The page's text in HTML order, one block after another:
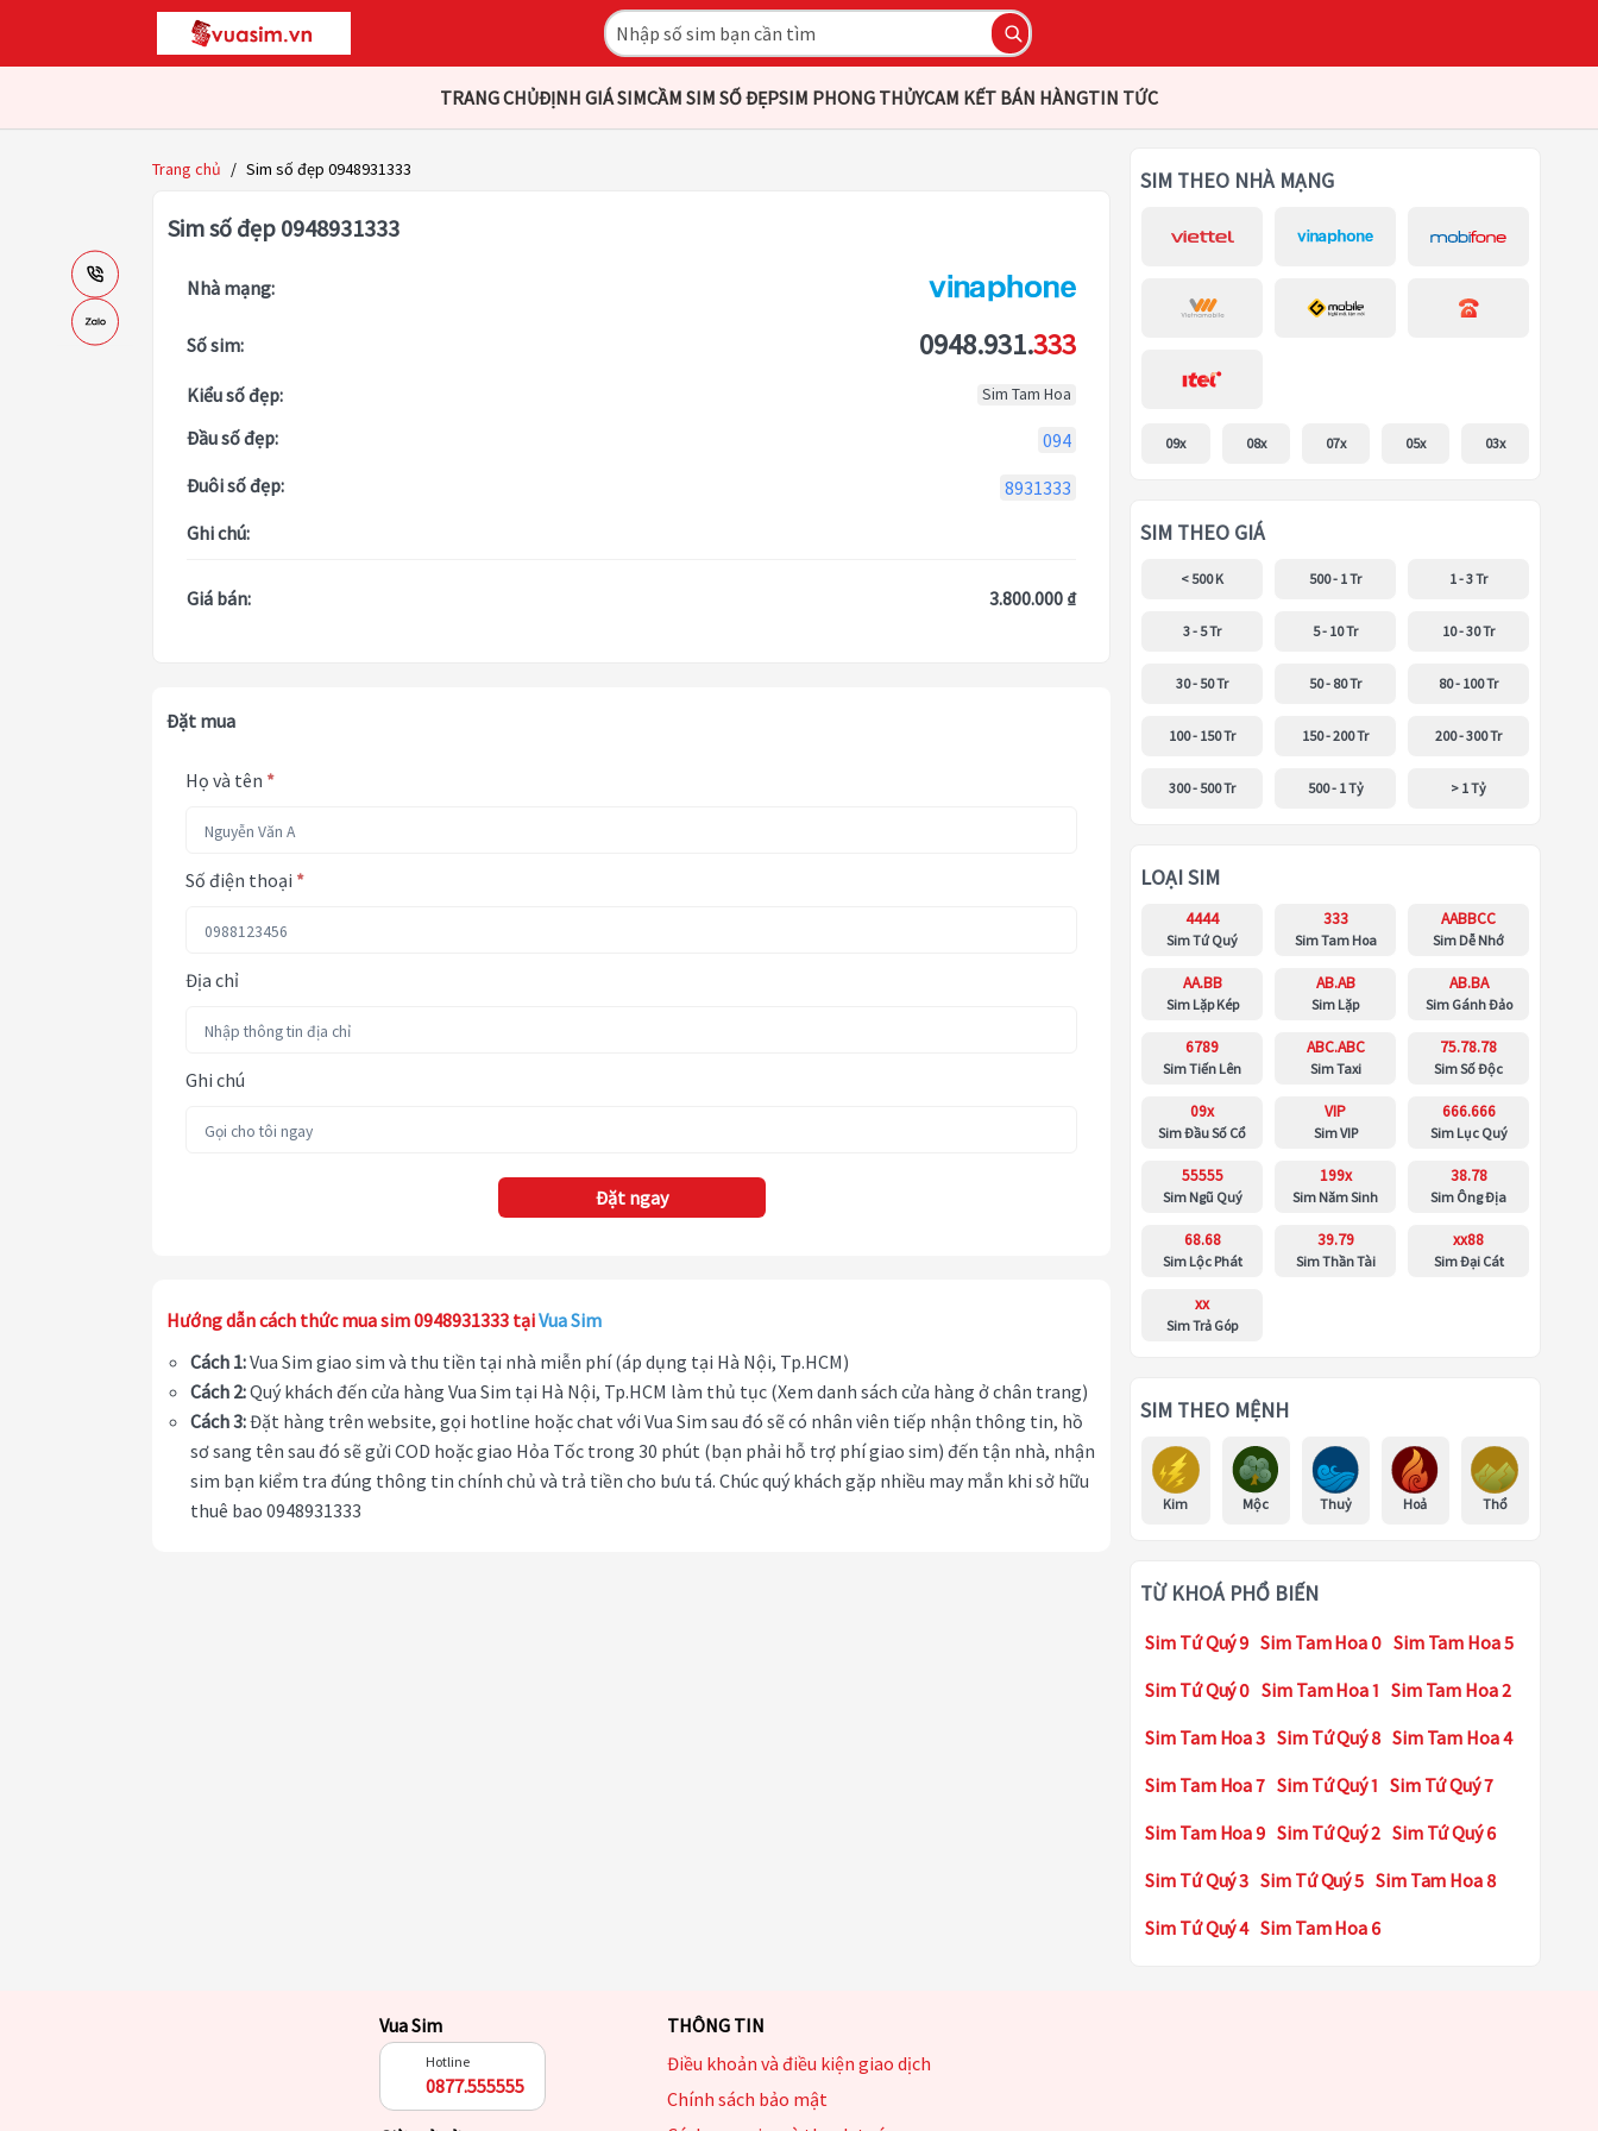
TRANG CHỦĐỊNH GIÁ SIMCẦM SIM SỐ ĐẸPSIM PHONG THỦYCAM KẾT BÁN HÀNGTIN TỨC
Trang chủ / Sim số đẹp 0948931333
Sim số đẹp 0948931333
Nhà mạng:
Số sim: 0948.931.333
Kiểu số đẹp: Sim Tam Hoa
Đầu số đẹp:
094
Đuôi số đẹp:
8931333
Ghi chú:
Giá bán: 3.800.000 ₫
Đặt mua
Họ và tên *
Số điện thoại *
Địa chỉ
Ghi chú
Đặt ngay
Hướng dẫn cách thức mua sim 0948931333 tạiVua Sim
Cách 1:Vua Sim giao sim và thu tiền tại nhà miễn phí (áp dụng tại Hà Nội, Tp.HCM)
Cách 2:Quý khách đến cửa hàng Vua Sim tại Hà Nội, Tp.HCM làm thủ tục (Xem danh sách cửa hàng ở chân trang)
Cách 3:Đặt hàng trên website, gọi hotline hoặc chat với Vua Sim sau đó sẽ có nhân viên tiếp nhận thông tin, hồ
sơ sang tên sau đó sẽ gửi COD hoặc giao Hỏa Tốc trong 30 phút (bạn phải hỗ trợ phí giao sim) đến tận nhà, nhận
sim bạn kiểm tra đúng thông tin chính chủ và trả tiền cho bưu tá. Chúc quý khách gặp nhiều may mắn khi sở hữu
thuê bao 0948931333
SIM THEO NHÀ MẠNG
09x 08x 07x 05x 03x
SIM THEO GIÁ
< 500 K 500 - 1 Tr 1 - 3 Tr
3 - 5 Tr 5 - 10 Tr 10 - 30 Tr
30 - 50 Tr 50 - 80 Tr 80 - 100 Tr
100 - 150 Tr 150 - 200 Tr 200 - 300 Tr
300 - 500 Tr 500 - 1 Tỷ > 1 Tỷ
LOẠI SIM
4444
Sim Tứ Quý
333
Sim Tam Hoa
AABBCC
Sim Dễ Nhớ
AA.BB
Sim Lặp Kép
AB.AB
Sim Lặp
AB.BA
Sim Gánh Đảo
6789
Sim Tiến Lên
ABC.ABC
Sim Taxi
75.78.78
Sim Số Độc
09x
Sim Đầu Số Cổ
VIP
Sim VIP
666.666
Sim Lục Quý
55555
Sim Ngũ Quý
199x
Sim Năm Sinh
38.78
Sim Ông Địa
68.68
Sim Lộc Phát
39.79
Sim Thần Tài
xx88
Sim Đại Cát
xx
Sim Trả Góp
SIM THEO MỆNH
Kim Mộc Thuỷ Hoả Thổ
TỪ KHOÁ PHỔ BIẾN
Sim Tứ Quý 9 Sim Tam Hoa 0 Sim Tam Hoa 5
Sim Tứ Quý 0 Sim Tam Hoa 1 Sim Tam Hoa 2
Sim Tam Hoa 3 Sim Tứ Quý 8 Sim Tam Hoa 4
Sim Tam Hoa 7 Sim Tứ Quý 1 Sim Tứ Quý 7
Sim Tam Hoa 9 Sim Tứ Quý 2 Sim Tứ Quý 6
Sim Tứ Quý 3 Sim Tứ Quý 5 Sim Tam Hoa 8
Sim Tứ Quý 4 Sim Tam Hoa 6
Vua Sim
Hotline
0877.555555
THÔNG TIN
Điều khoản và điều kiện giao dịch
Chính sách bảo mật